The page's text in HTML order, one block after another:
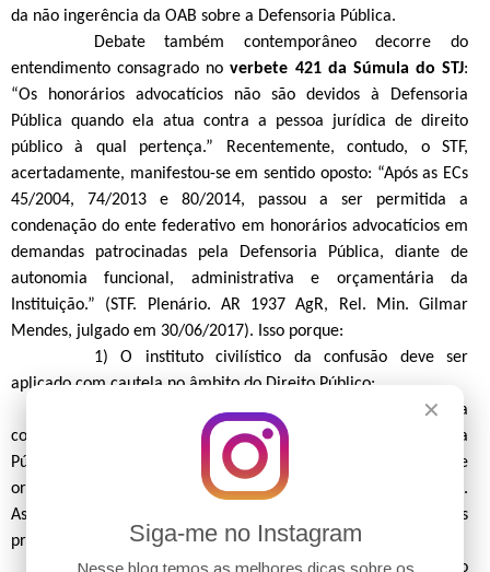
✕
Siga-me no Instagram
Nesse blog temos as melhores dicas sobre os
da não ingerência da OAB sobre a Defensoria Pública.
Debate também contemporâneo decorre do
entendimento consagrado noverbete 421 da Súmula do STJ:
“Os honorários advocatícios não são devidos à Defensoria
Pública quando ela atua contra a pessoa jurídica de direito
público à qual pertença.” Recentemente, contudo, o STF,
acertadamente, manifestou-se em sentido oposto: “Após as ECs
45/2004, 74/2013 e 80/2014, passou a ser permitida a
condenação do ente federativo em honorários advocatícios em
demandas patrocinadas pela Defensoria Pública, diante de
autonomia funcional, administrativa e orçamentária da
Instituição.” (STF. Plenário. AR 1937 AgR, Rel. Min. Gilmar
Mendes, julgado em 30/06/2017). Isso porque:
1) O instituto civilístico da confusão deve ser
aplicado com cautela no âmbito do Direito Público;
2) A Defensoria Pública não pode ser considerada
como um mero órgão da Administração Direta. A Defensoria
Pública goza de autonomia funcional, administrativa e
orçamentária, o que a faz ter ostatus
de órgão autônomo.
Assim, a Defensoria Pública possui orçamento e fundos
próprios, bem como autonomia para geri-los;
3) O art. 4, XXI, da LC 80/94 é expresso no sentido